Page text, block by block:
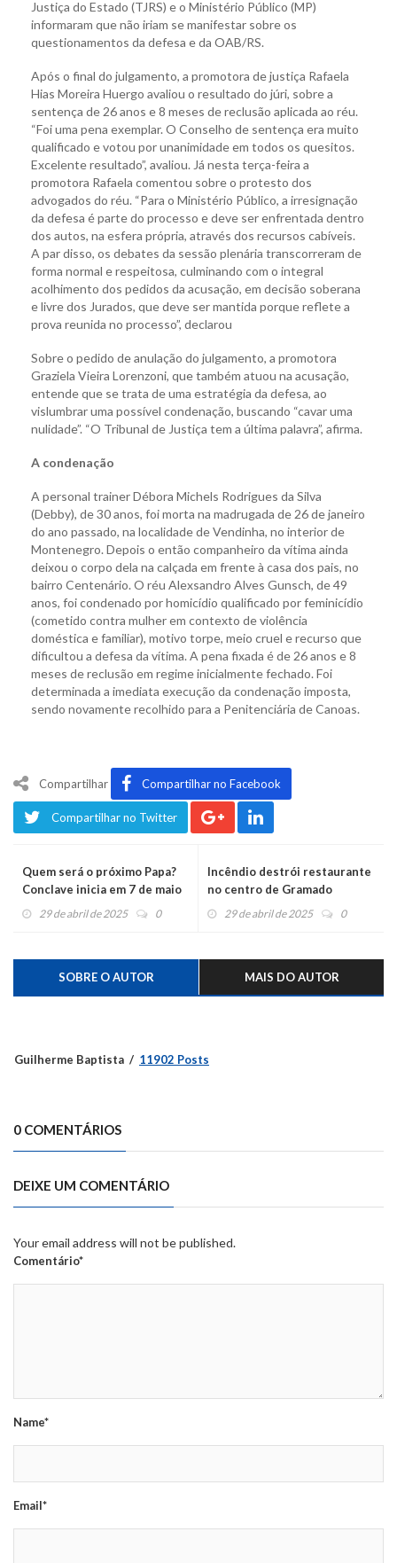
Justiça do Estado (TJRS) e o Ministério Público (MP)
informaram que não iriam se manifestar sobre os
questionamentos da defesa e da OAB/RS.
Após o final do julgamento, a promotora de justiça Rafaela
Hias Moreira Huergo avaliou o resultado do júri, sobre a
sentença de 26 anos e 8 meses de reclusão aplicada ao réu.
“Foi uma pena exemplar. O Conselho de sentença era muito
qualificado e votou por unanimidade em todos os quesitos.
Excelente resultado”, avaliou. Já nesta terça-feira a
promotora Rafaela comentou sobre o protesto dos
advogados do réu. “Para o Ministério Público, a irresignação
da defesa é parte do processo e deve ser enfrentada dentro
dos autos, na esfera própria, através dos recursos cabíveis.
A par disso, os debates da sessão plenária transcorreram de
forma normal e respeitosa, culminando com o integral
acolhimento dos pedidos da acusação, em decisão soberana
e livre dos Jurados, que deve ser mantida porque reflete a
prova reunida no processo”, declarou
Sobre o pedido de anulação do julgamento, a promotora
Graziela Vieira Lorenzoni, que também atuou na acusação,
entende que se trata de uma estratégia da defesa, ao
vislumbrar uma possível condenação, buscando “cavar uma
nulidade”. “O Tribunal de Justiça tem a última palavra”, afirma.
A condenação
A personal trainer Débora Michels Rodrigues da Silva
(Debby), de 30 anos, foi morta na madrugada de 26 de janeiro
do ano passado, na localidade de Vendinha, no interior de
Montenegro. Depois o então companheiro da vítima ainda
deixou o corpo dela na calçada em frente à casa dos pais, no
bairro Centenário. O réu Alexsandro Alves Gunsch, de 49
anos, foi condenado por homicídio qualificado por feminicídio
(cometido contra mulher em contexto de violência
doméstica e familiar), motivo torpe, meio cruel e recurso que
dificultou a defesa da vítima. A pena fixada é de 26 anos e 8
meses de reclusão em regime inicialmente fechado. Foi
determinada a imediata execução da condenação imposta,
sendo novamente recolhido para a Penitenciária de Canoas.
Compartilhar Compartilhar no Facebook
Compartilhar no Twitter
Quem será o próximo Papa?
Conclave inicia em 7 de maio
29 de abril de 2025 0
Incêndio destrói restaurante
no centro de Gramado
29 de abril de 2025 0
SOBRE O AUTOR MAIS DO AUTOR
Guilherme Baptista 11902 Posts
0 COMENTÁRIOS
DEIXE UM COMENTÁRIO
Your email address will not be published.
Comentário*
Name*
Email*